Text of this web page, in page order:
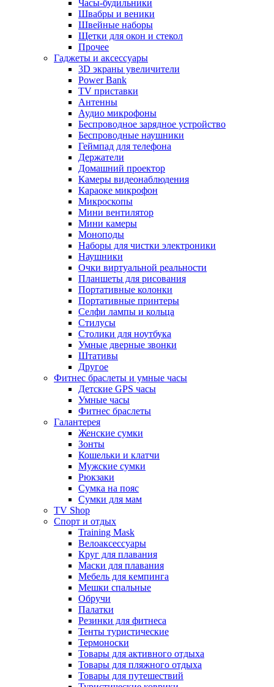
Часы-будильники
Швабры и веники
Швейные наборы
Щетки для окон и стекол
Прочее
Гаджеты и аксессуары
3D экраны увеличители
Power Bank
TV приставки
Антенны
Аудио микрофоны
Беспроводное зарядное устройство
Беспроводные наушники
Геймпад для телефона
Держатели
Домашний проектор
Камеры видеонаблюдения
Караоке микрофон
Микроскопы
Мини вентилятор
Мини камеры
Моноподы
Наборы для чистки электроники
Наушники
Очки виртуальной реальности
Планшеты для рисования
Портативные колонки
Портативные принтеры
Селфи лампы и кольца
Стилусы
Столики для ноутбука
Умные дверные звонки
Штативы
Другое
Фитнес браслеты и умные часы
Детские GPS часы
Умные часы
Фитнес браслеты
Галантерея
Женские сумки
Зонты
Кошельки и клатчи
Мужские сумки
Рюкзаки
Сумка на пояс
Сумки для мам
TV Shop
Спорт и отдых
Training Mask
Велоаксессуары
Круг для плавания
Маски для плавания
Мебель для кемпинга
Мешки спальные
Обручи
Палатки
Резинки для фитнеса
Тенты туристические
Термоноски
Товары для активного отдыха
Товары для пляжного отдыха
Товары для путешествий